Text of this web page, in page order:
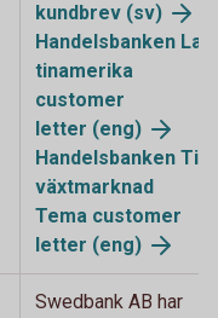
kundbrev (sv)
Handelsbanken La
tinamerika
customer
letter (eng)
Handelsbanken Till
växtmarknad
Tema customer
letter (eng)
Swedbank AB har